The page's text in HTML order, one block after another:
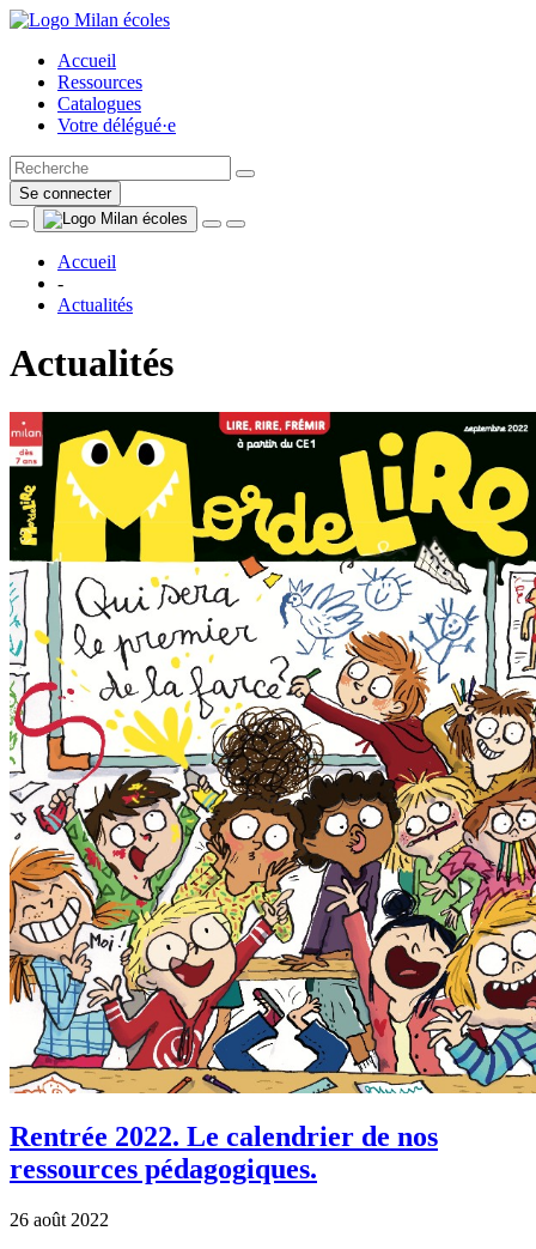
Accueil
Ressources
Catalogues
Votre délégué·e
Se connecter
Accueil
-
Actualités
Actualités
Rentrée 2022. Le calendrier de nos
ressources pédagogiques.
26 août 2022